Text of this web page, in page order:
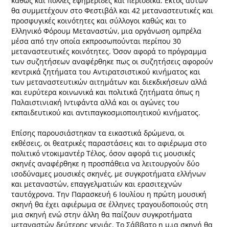
θα συμμετέχουν στο Φεστιβάλ και 42 μεταναστευτικές και
προσφυγικές κοινότητες και σύλλογοι καθώς και το
Ελληνικό Φόρουμ Μεταναστών, μια οργάνωση ομπρέλα
μέσα από την οποία εκπροσωπούνται περίπου 30
μεταναστευτικές κοινότητες. Όσον αφορά το πρόγραμμα
των συζητήσεων αναφέρθηκε πως οι συζητήσεις αφορούν
κεντρικά ζητήματα του Αντιρατσιστικού κινήματος και
των μεταναστευτικών αιτημάτων και διεκδικήσεων αλλά
και ευρύτερα κοινωνικά και πολιτικά ζητήματα όπως η
Παλαιστινιακή Ιντιφάντα αλλά και οι αγώνες του
εκπαιδευτικού και αντιπαγκοσμιοποιητικού κινήματος.
Επίσης παρουσιάστηκαν τα εικαστικά δρώμενα, οι
εκθέσεις, οι θεατρικές παραστάσεις και το αφιέρωμα στο
πολιτικό ντοκιμαντέρ Τέλος, όσον αφορά τις μουσικές
σκηνές αναφέρθηκε η προσπάθεια να λειτουργούν δύο
ισοδύναμες μουσικές σκηνές, με συγκροτήματα ελλήνων
και μεταναστών, επαγγελματιών και ερασιτεχνών
ταυτόχρονα. Την Παρασκευή 6 Ιουλίου η πρώτη μουσική
σκηνή θα έχει αφιέρωμα σε έλληνες τραγουδοποιούς στη
μια σκηνή ενώ στην άλλη θα παίζουν συγκροτήματα
μεταναστών δεύτερης γενιάς. Το Σάββατο η μ,ια σκηνή θα